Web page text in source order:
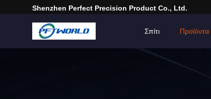
Shenzhen Perfect Precision Product Co., Ltd.
Σπίτι Προϊόντα